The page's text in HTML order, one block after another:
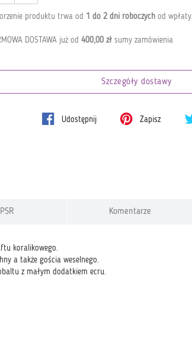
produktu trwa od 1 do 2 dni roboczychod wpłaty.
DOSTAWA już od 400,00 złsumy zamówienia
Szczegóły dostawy
Udostępnij Zapisz
Komentarze
koralikowego.
a także gościa weselnego.
z małym dodatkiem ecru.